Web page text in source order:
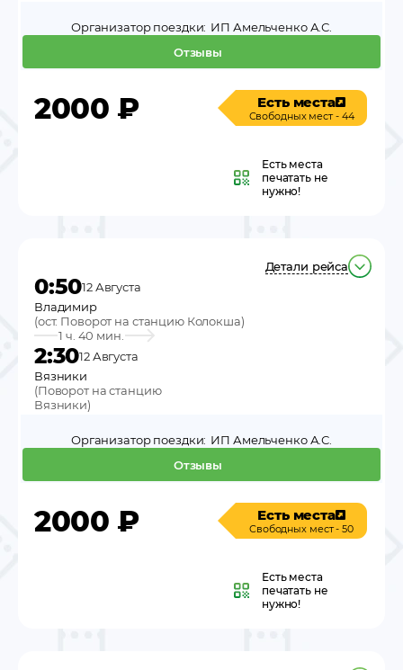
Отзывы
Организатор поездки: ИП Амельченко А.С.
2000 ₽ Есть места
Свободных мест - 44
Есть места
печатать не
нужно!
Детали рейса
0:5012 Августа
Владимир
(ост. Поворот на станцию Колокша)
1 ч. 40 мин.
2:3012 Августа
Вязники
(Поворот на станцию
Вязники)
Отзывы
Организатор поездки: ИП Амельченко А.С.
2000 ₽ Есть места
Свободных мест - 50
Есть места
печатать не
нужно!